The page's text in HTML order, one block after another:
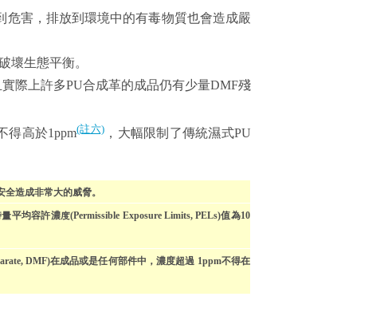
害，排放到環境中的有毒物質也會造成嚴
壞生態平衡。
際上許多PU合成革的成品仍有少量DMF殘
得高於1ppm(註六) ，大幅限制了傳統濕式PU
造成非常大的威脅。
平均容許濃度(Permissible Exposure Limits, PELs)值為10
DMF)在成品或是任何部件中，濃度超過 1ppm不得在